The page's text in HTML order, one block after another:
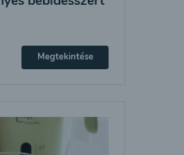
Megtekintése